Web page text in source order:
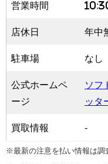
営業時間
店休日 年中
駐車場 なし
公式ホームペ
ージ
ソフ
ッタ
買取情報 -
※最新の注意を払い情報は調